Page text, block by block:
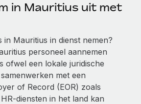
in Mauritius uit met
in Mauritius in dienst nemen?
personeel aannemen
ofwel een lokale juridische
met een
of Record (EOR) zoals
diensten in het land kan